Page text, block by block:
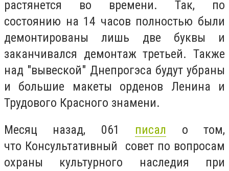
растянется во времени. Так, по
состоянию на 14 часов полностью были
демонтированы лишь две буквы и
заканчивался демонтаж третьей. Также
над "вывеской" Днепрогэса будут убраны
и большие макеты орденов Ленина и
Трудового Красного знамени.
Месяц назад, 061 писал о том,
что Консультативный совет по вопросам
охраны культурного наследия при